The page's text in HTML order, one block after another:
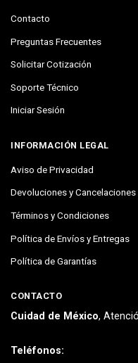
Contacto
Preguntas Frecuentes
Solicitar Cotización
Soporte Técnico
Iniciar Sesión
INFORMACIÓN LEGAL
Aviso de Privacidad
Devoluciones y Cancelaciones
Términos y Condiciones
Política de Envíos y Entregas
Política de Garantías
CONTACTO
Cuidad de México,
Teléfonos: